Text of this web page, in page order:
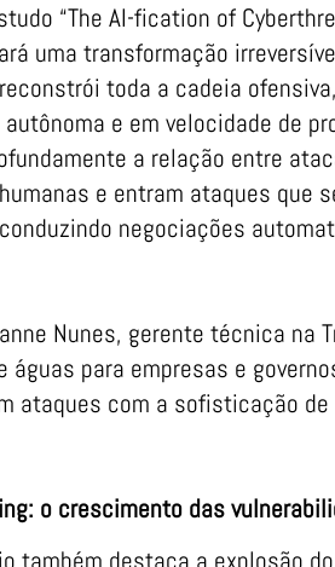
“The AI-fication of
uma transformação
toda a cadeia
autônoma e em velocidade de
a relação entre
e entram ataques que
negociações
Nunes, gerente técnica na
águas para empresas e
ataques com a sofisticação
o crescimento das